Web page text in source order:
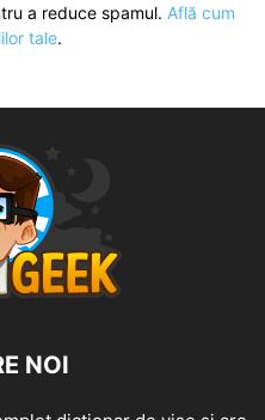
a reduce spamul. Află cum
tale.
NOI